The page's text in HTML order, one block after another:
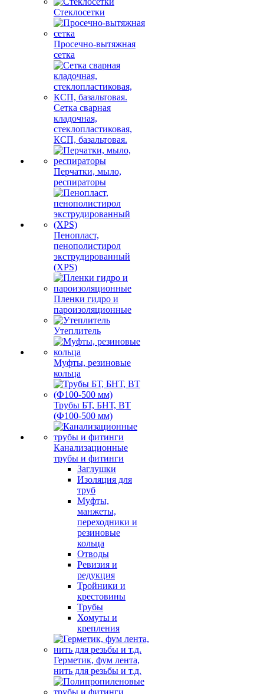
Стеклосетки
Просечно-вытяжная
сетка
Сетка сварная
кладочная,
стеклопластиковая,
КСП, базальтовая.
Перчатки, мыло,
респираторы
Пенопласт,
пенополистирол
экструдированный
(XPS)
Пленки гидро и
пароизоляционные
Утеплитель
Муфты, резиновые
кольца
Трубы БТ, БНТ, ВТ
(Ф100-500 мм)
Канализационные
трубы и фитинги
Заглушки
Изоляция для
труб
Муфты,
манжеты,
переходники и
резиновые
кольца
Отводы
Ревизия и
редукция
Тройники и
крестовины
Трубы
Хомуты и
крепления
Герметик, фум лента,
нить для резьбы и т.д.